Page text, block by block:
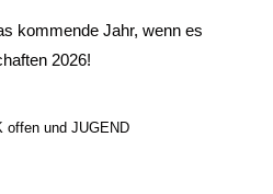
kommende Jahr, wenn es
2026!
offen und JUGEND